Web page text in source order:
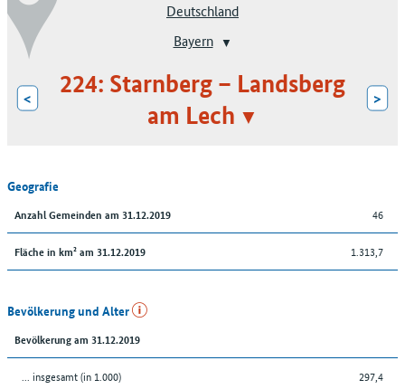
Deutschland
Bayern
<
224: Starnberg – Landsberg
am Lech
>
Geografie
Anzahl Gemeinden am 31.12.2019 46
Fläche in km² am 31.12.2019 1.313,7
Bevölkerung und Alter
Bevölkerung am 31.12.2019
... insgesamt (in 1.000) 297,4